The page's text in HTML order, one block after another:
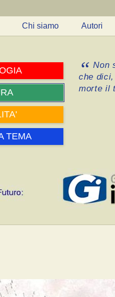
Chi siamo Autori
TEMA
Non
che
morte il